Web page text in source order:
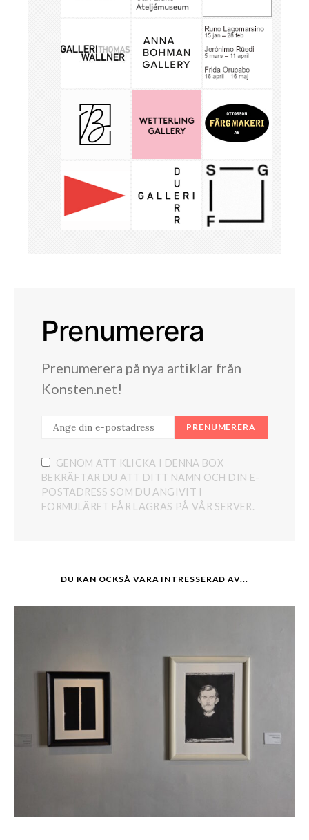
Prenumerera
Prenumerera på nya artiklar från
Konsten.net!
PRENUMERERA
GENOM ATT KLICKA I DENNA BOX
BEKRÄFTAR DU ATT DITT NAMN OCH DIN E-
POSTADRESS SOM DU ANGIVIT I
FORMULÄRET FÅR LAGRAS PÅ VÅR SERVER.
DU KAN OCKSÅ VARA INTRESSERAD AV...